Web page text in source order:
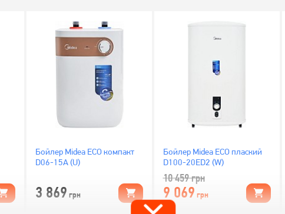
Бойлер Midea ECO компакт
D06-15A (U)
3 869 грн
Бойлер Midea ECO плаский
D100-20ED2 (W)
10 459грн
9 069 грн